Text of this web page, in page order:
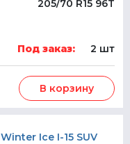
205/70 R15 96T
Под заказ: 2 шт
В корзину
Ice I-15 SUV